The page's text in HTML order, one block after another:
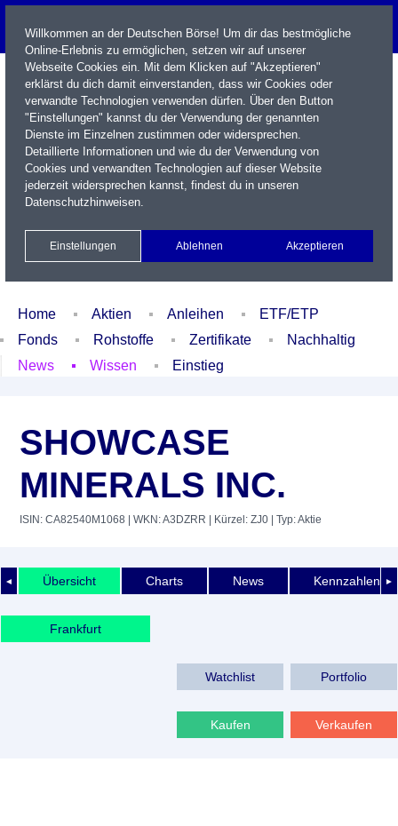
Name / WKN / ISIN / Kürzel
Xetra Realtime
Watchlist Portfolio Login
Home Aktien Anleihen
ETF/ETP
Fonds
Rohstoffe Zertifikate
Nachhaltig
News
Wissen Einstieg
SHOWCASE
MINERALS INC.
ISIN: CA82540M1068 | WKN: A3DZRR | Kürzel: ZJ0 | Typ: Aktie
◄ ►
Übersicht Charts News Kennzahlen
Frankfurt
Watchlist Portfolio
Kaufen Verkaufen
Willkommen an der Deutschen Börse! Um dir das bestmögliche
Online-Erlebnis zu ermöglichen, setzen wir auf unserer
Webseite Cookies ein. Mit dem Klicken auf "Akzeptieren"
erklärst du dich damit einverstanden, dass wir Cookies oder
verwandte Technologien verwenden dürfen. Über den Button
"Einstellungen" kannst du der Verwendung der genannten
Dienste im Einzelnen zustimmen oder widersprechen.
Detaillierte Informationen und wie du der Verwendung von
Cookies und verwandten Technologien auf dieser Website
jederzeit widersprechen kannst, findest du in unseren
Datenschutzhinweisen.
Einstellungen Ablehnen Akzeptieren